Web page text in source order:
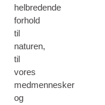
helbredende
forhold
til
naturen,
til
vores
medmennesker
og